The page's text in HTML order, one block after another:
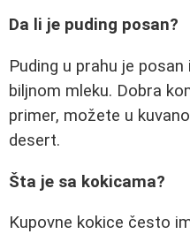
Da li je puding posan?
Puding u prahu je
biljnom mleku. Dobra
primer, možete u
desert.
Šta je sa kokicama?
Kupovne kokice često